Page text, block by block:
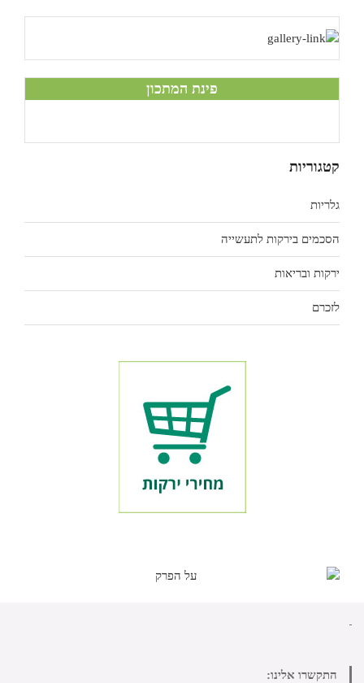
פינת המתכון
קטגוריות
גלריות
הסכמים בירקות לתעשייה
ירקות ובריאות
לזכרם
התקשרו אלינו: